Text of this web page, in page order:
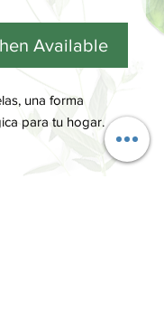
Available
una forma
para tu hogar.